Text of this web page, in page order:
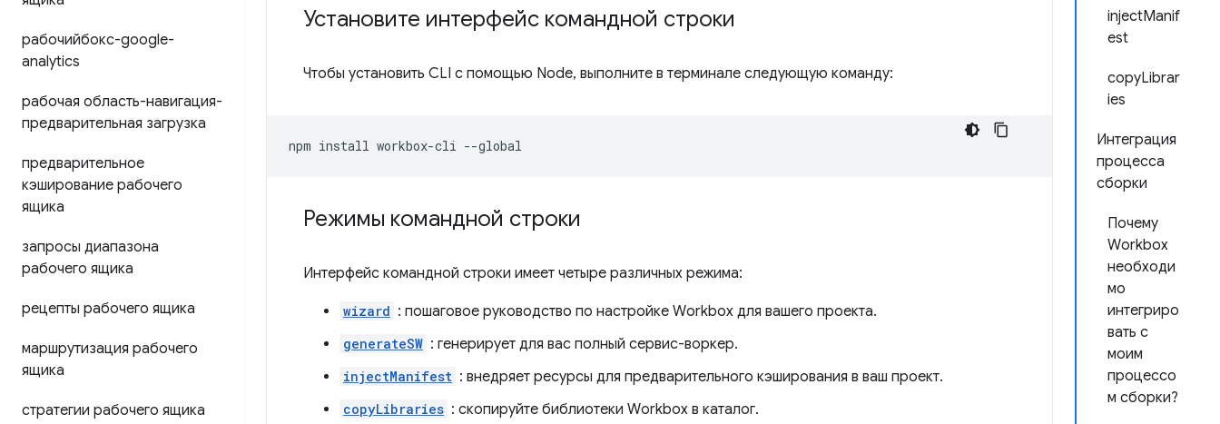
рабочийбокс-google-
analytics
рабочая область-навигация-
предварительная загрузка
предварительное
кэширование рабочего
ящика
запросы диапазона
рабочего ящика
рецепты рабочего ящика
маршрутизация рабочего
ящика
стратегии рабочего ящика
injectManif
est
copyLibrar
ies
Интеграция
процесса
сборки
Почему
Workbox
необходи
мо
интегриро
вать с
моим
процессо
м сборки?
Установите интерфейс командной строки
Чтобы установить CLI с помощью Node, выполните в терминале следующую команду:
npm install workbox-cli
Режимы командной строки
Интерфейс командной строки имеет четыре различных режима:
wizard : пошаговое руководство по настройке Workbox для вашего проекта.
generateSW : генерирует для вас полный сервис-воркер.
injectManifest : внедряет ресурсы для предварительного кэширования в ваш проект.
copyLibraries : скопируйте библиотеки Workbox в каталог.